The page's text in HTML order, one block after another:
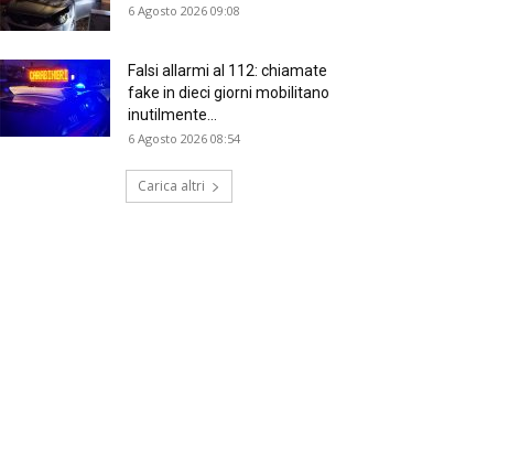
6 Agosto 2026 09:08
Falsi allarmi al 112: chiamate
fake in dieci giorni mobilitano
inutilmente...
6 Agosto 2026 08:54
Carica altri